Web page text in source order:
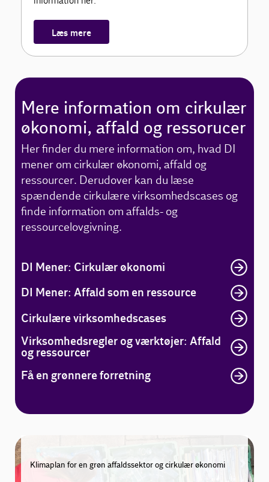
Læs mere
Mere information om cirkulær
økonomi, affald og ressorucer
Her finder du mere information om, hvad DI
mener om cirkulær økonomi, affald og
ressourcer. Derudover kan du læse
spændende cirkulære virksomhedscases og
finde information om affalds- og
ressourcelovgivning.
DI Mener: Cirkulær økonomi
DI Mener: Affald som en ressource
Cirkulære virksomhedscases
Virksomhedsregler og værktøjer: Affald
og ressourcer
Få en grønnere forretning
Klimaplan for en grøn affaldssektor og cirkulær økonomi